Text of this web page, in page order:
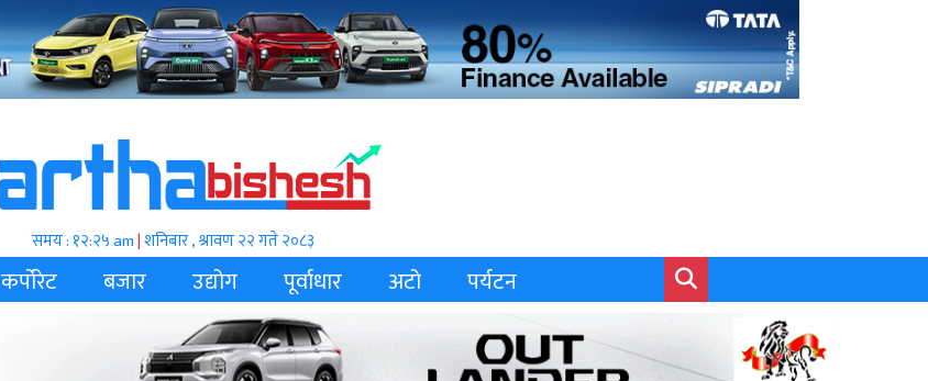
समय : १२:२५ am|शनिबार , श्रावण २२ गते २०८३
कर्पोरेट बजार उद्योग पूर्वाधार अटो पर्यटन